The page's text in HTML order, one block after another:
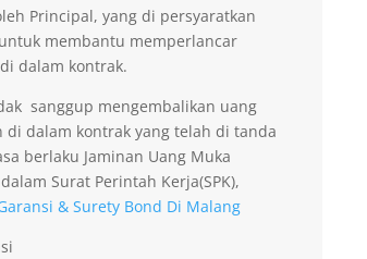
Principal, yang di persyaratkan
membantu memperlancar
dalam kontrak.
sanggup mengembalikan uang
dalam kontrak yang telah di tanda
berlaku Jaminan Uang Muka
Surat Perintah Kerja(SPK),
& Surety Bond Di Malang